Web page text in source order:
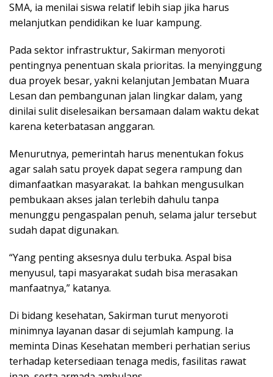
SMA, ia menilai siswa relatif lebih siap jika harus
melanjutkan pendidikan ke luar kampung.
Pada sektor infrastruktur, Sakirman menyoroti
pentingnya penentuan skala prioritas. Ia menyinggung
dua proyek besar, yakni kelanjutan Jembatan Muara
Lesan dan pembangunan jalan lingkar dalam, yang
dinilai sulit diselesaikan bersamaan dalam waktu dekat
karena keterbatasan anggaran.
Menurutnya, pemerintah harus menentukan fokus
agar salah satu proyek dapat segera rampung dan
dimanfaatkan masyarakat. Ia bahkan mengusulkan
pembukaan akses jalan terlebih dahulu tanpa
menunggu pengaspalan penuh, selama jalur tersebut
sudah dapat digunakan.
“Yang penting aksesnya dulu terbuka. Aspal bisa
menyusul, tapi masyarakat sudah bisa merasakan
manfaatnya,” katanya.
Di bidang kesehatan, Sakirman turut menyoroti
minimnya layanan dasar di sejumlah kampung. Ia
meminta Dinas Kesehatan memberi perhatian serius
terhadap ketersediaan tenaga medis, fasilitas rawat